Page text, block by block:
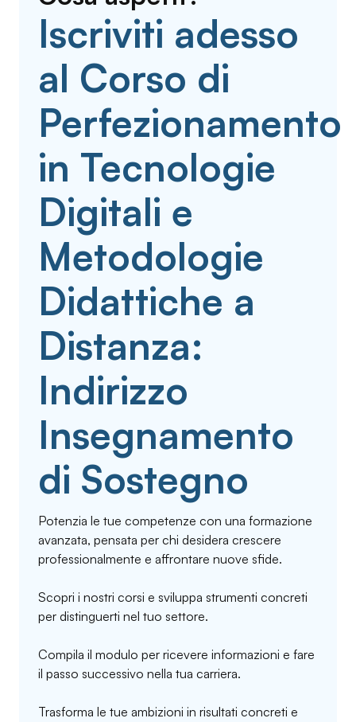
Iscriviti adesso
al Corso di
Perfezionamento
in Tecnologie
Digitali e
Metodologie
Didattiche a
Distanza:
Indirizzo
Insegnamento
di Sostegno
Potenzia le tue competenze con una formazione
avanzata, pensata per chi desidera crescere
professionalmente e affrontare nuove sfide.
Scopri i nostri corsi e sviluppa strumenti concreti
per distinguerti nel tuo settore.
Compila il modulo per ricevere informazioni e fare
il passo successivo nella tua carriera.
Trasforma le tue ambizioni in risultati concreti e